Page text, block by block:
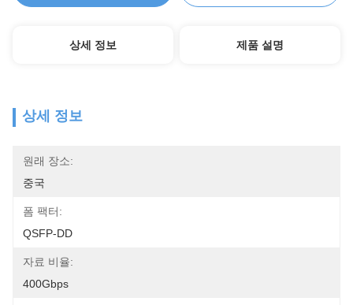
상세 정보 제품 설명
상세 정보
원래 장소:
중국
폼 팩터:
QSFP-DD
자료 비율:
400Gbps